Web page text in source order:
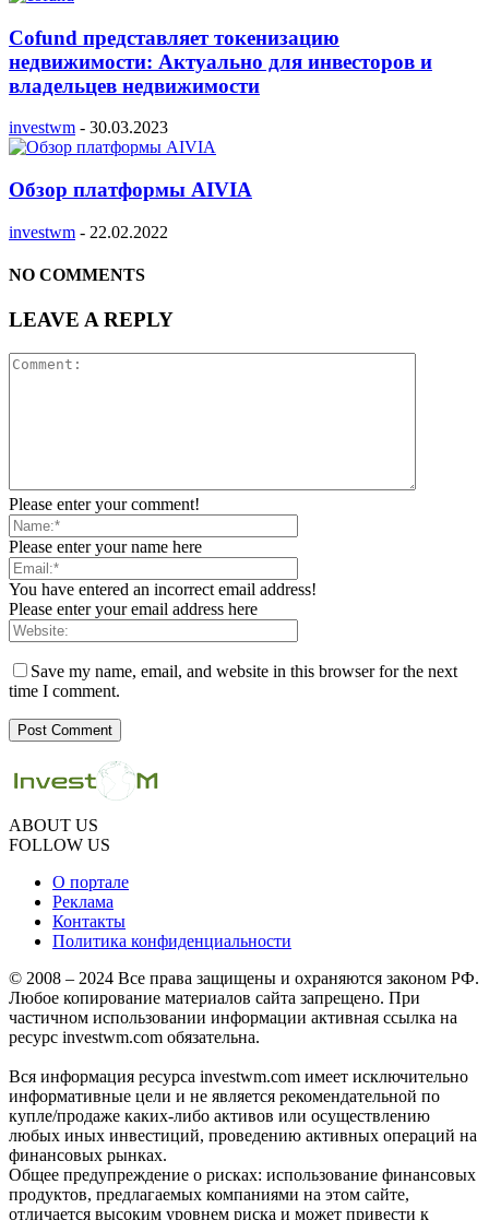
Cofund представляет токенизацию
недвижимости: Актуально для инвесторов и
владельцев недвижимости
investwm - 30.03.2023
Обзор платформы AIVIA
investwm - 22.02.2022
NO COMMENTS
LEAVE A REPLY
Please enter your comment!
Please enter your name here
You have entered an incorrect email address!
Please enter your email address here
Save my name, email, and website in this browser for the next
time I comment.
ABOUT US
FOLLOW US
О портале
Реклама
Контакты
Политика конфиденциальности
© 2008 – 2024 Все права защищены и охраняются законом РФ.
Любое копирование материалов сайта запрещено. При
частичном использовании информации активная ссылка на
ресурс investwm.com обязательна.
Вся информация ресурса investwm.com имеет исключительно
информативные цели и не является рекомендательной по
купле/продаже каких-либо активов или осуществлению
любых иных инвестиций, проведению активных операций на
финансовых рынках.
Общее предупреждение о рисках: использование финансовых
продуктов, предлагаемых компаниями на этом сайте,
отличается высоким уровнем риска и может привести к